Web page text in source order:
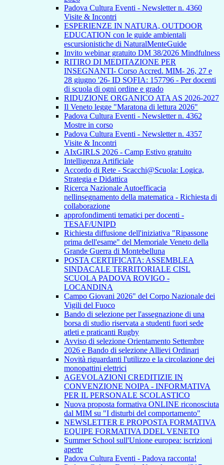
Padova Cultura Eventi - Newsletter n. 4360
Visite & Incontri
ESPERIENZE IN NATURA, OUTDOOR
EDUCATION con le guide ambientali
escursionistiche di NaturalMenteGuide
Invito webinar gratuito DM 38/2026 Mindfulness
RITIRO DI MEDITAZIONE PER
INSEGNANTI- Corso Accred. MIM- 26, 27 e
28 giugno '26- ID SOFIA: 157796 - Per docenti
di scuola di ogni ordine e grado
RIDUZIONE ORGANICO ATA AS 2026-2027
Il Veneto legge "Maratona di lettura 2026"
Padova Cultura Eventi - Newsletter n. 4362
Mostre in corso
Padova Cultura Eventi - Newsletter n. 4357
Visite & Incontri
AIxGIRLS 2026 - Camp Estivo gratuito
Intelligenza Artificiale
Accordo di Rete - Scacchi@Scuola: Logica,
Strategia e Didattica
Ricerca Nazionale Autoefficacia
nellinsegnamento della matematica - Richiesta di
collaborazione
approfondimenti tematici per docenti -
TESAF/UNIPD
Richiesta diffusione dell'iniziativa "Ripassone
prima dell'esame" del Memoriale Veneto della
Grande Guerra di Montebelluna
POSTA CERTIFICATA: ASSEMBLEA
SINDACALE TERRITORIALE CISL
SCUOLA PADOVA ROVIGO -
LOCANDINA
Campo Giovani 2026" del Corpo Nazionale dei
Vigili del Fuoco
Bando di selezione per l'assegnazione di una
borsa di studio riservata a studenti fuori sede
atleti e praticanti Rugby
Avviso di selezione Orientamento Settembre
2026 e Bando di selezione Allievi Ordinari
Novità riguardanti l'utilizzo e la circolazione dei
monopattini elettrici
AGEVOLAZIONI CREDITIZIE IN
CONVENZIONE NOIPA - INFORMATIVA
PER IL PERSONALE SCOLASTICO
Nuova proposta formativa ONLINE riconosciuta
dal MIM su "I disturbi del comportamento"
NEWSLETTER E PROPOSTA FORMATIVA
EQUIPE FORMATIVA DDEL VENETO
Summer School sull'Unione europea: iscrizioni
aperte
Padova Cultura Eventi - Padova racconta!